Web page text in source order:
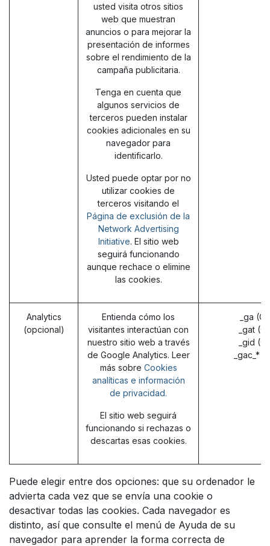
usted visita otros sitios
web que muestran
anuncios o para mejorar la
presentación de informes
sobre el rendimiento de la
campaña publicitaria.
Tenga en cuenta que
algunos servicios de
terceros pueden instalar
cookies adicionales en su
navegador para
identificarlo.
Usted puede optar por no
utilizar cookies de
terceros visitando el
Página de exclusión de la
Network Advertising
Initiative. El sitio web
seguirá funcionando
aunque rechace o elimine
las cookies.
Analytics
(opcional)
Entienda cómo los
visitantes interactúan con
nuestro sitio web a través
de Google Analytics. Leer
más sobre Cookies
analíticas e información
de privacidad.
El sitio web seguirá
funcionando si rechazas o
descartas esas cookies.
_ga
_gat
_gid
_gac_*
Puede elegir entre dos opciones: que su ordenador le
advierta cada vez que se envía una cookie o
desactivar todas las cookies. Cada navegador es
distinto, así que consulte el menú de Ayuda de su
navegador para aprender la forma correcta de